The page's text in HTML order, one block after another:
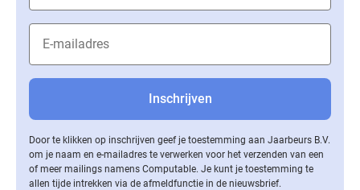
Door te klikken op inschrijven geef je toestemming aan Jaarbeurs B.V.
om je naam en e-mailadres te verwerken voor het verzenden van een
of meer mailings namens Computable. Je kunt je toestemming te
allen tijde intrekken via de af­meld­func­tie in de nieuwsbrief.